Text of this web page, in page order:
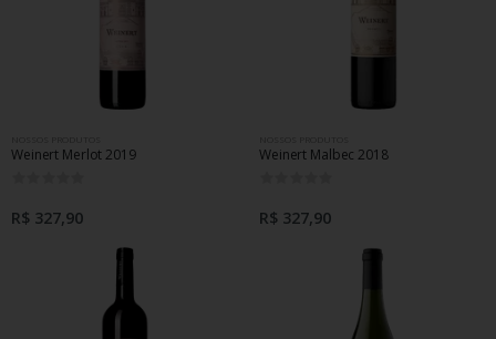
Weinert Merlot 2019
R$ 327,90
Weinert Malbec 2018
R$ 327,90